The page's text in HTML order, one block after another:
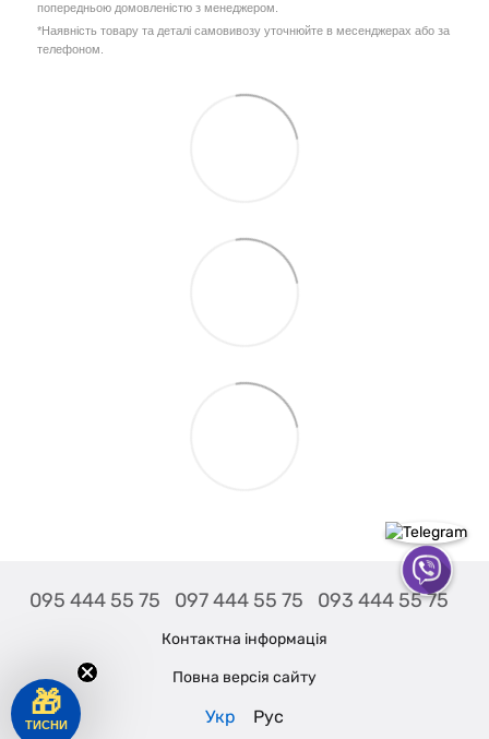
попередньою домовленістю з менеджером.
*Наявність товару та деталі самовивозу уточнюйте в месенджерах або за
телефоном.
095 444 55 75 097 444 55 75 093 444 55 75
Контактна інформація
Повна версія сайту
Укр Рус
🎁
ТИСНИ